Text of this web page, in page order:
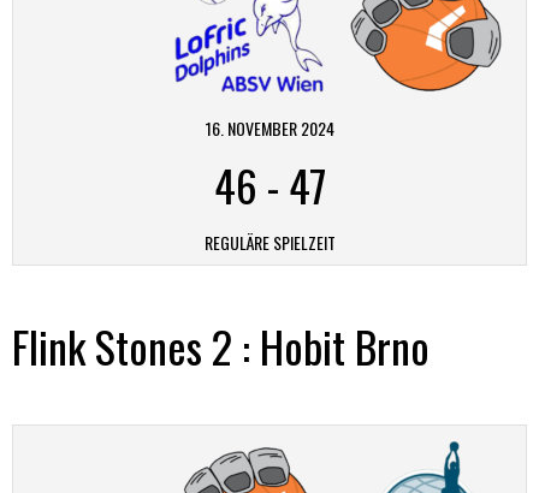
16. NOVEMBER 2024
46 -47
REGULÄRE SPIELZEIT
Flink Stones 2 : Hobit Brno